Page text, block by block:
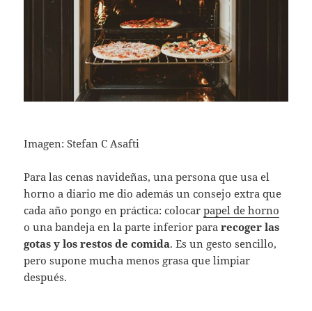
Imagen: Stefan C Asafti
Para las cenas navideñas, una persona que usa el
horno a diario me dio además un consejo extra que
cada año pongo en práctica: colocarpapel de horno
o una bandeja en la parte inferior pararecoger las
gotas y los restos de comida. Es un gesto sencillo,
pero supone mucha menos grasa que limpiar
después.